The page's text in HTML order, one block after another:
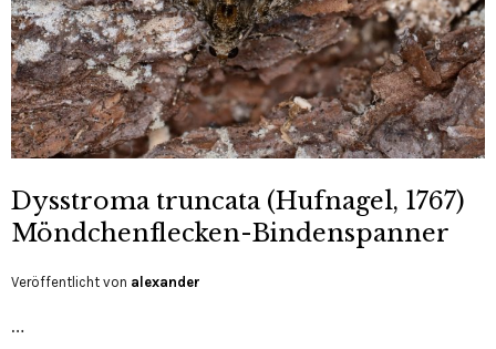
Dysstroma truncata (Hufnagel, 1767)
Möndchenflecken-Bindenspanner
Veröffentlicht von alexander
…